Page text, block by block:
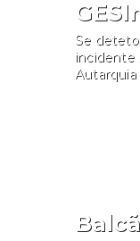
Se
incidente
Autarquia